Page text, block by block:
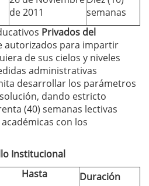
de 2011
semanas
Privados del
autorizados para impartir
de sus cielos y niveles
administrativas
desarrollar los parámetros
dando estricto
(40) semanas lectivas
con los
Institucional
Hasta
Duración